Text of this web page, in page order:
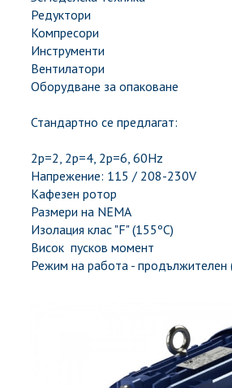
Редуктори
Компресори
Инструменти
Вентилатори
Оборудване за опаковане
Стандартно се предлагат:
2p=2, 2p=4, 2p=6, 60Hz
Напрежение: 115 / 208-230V
Кафезен ротор
Размери на NEMA
Изолация клас "F" (155ºC)
Висок пусков момент
Режим на работа - продължителен